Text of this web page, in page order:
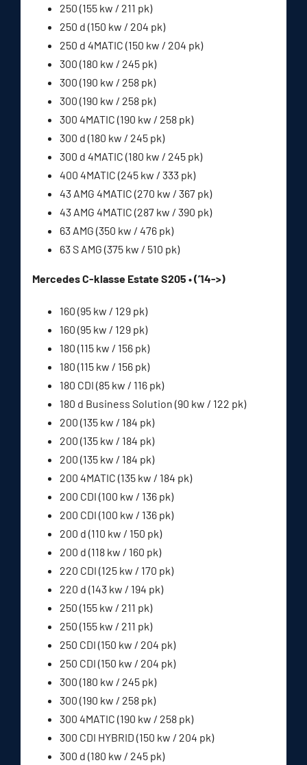
250 (155 kw / 211 pk)
250 d (150 kw / 204 pk)
250 d 4MATIC (150 kw / 204 pk)
300 (180 kw / 245 pk)
300 (190 kw / 258 pk)
300 (190 kw / 258 pk)
300 4MATIC (190 kw / 258 pk)
300 d (180 kw / 245 pk)
300 d 4MATIC (180 kw / 245 pk)
400 4MATIC (245 kw / 333 pk)
43 AMG 4MATIC (270 kw / 367 pk)
43 AMG 4MATIC (287 kw / 390 pk)
63 AMG (350 kw / 476 pk)
63 S AMG (375 kw / 510 pk)
Mercedes C-klasse Estate S205 • (’14->)
160 (95 kw / 129 pk)
160 (95 kw / 129 pk)
180 (115 kw / 156 pk)
180 (115 kw / 156 pk)
180 CDI (85 kw / 116 pk)
180 d Business Solution (90 kw / 122 pk)
200 (135 kw / 184 pk)
200 (135 kw / 184 pk)
200 (135 kw / 184 pk)
200 4MATIC (135 kw / 184 pk)
200 CDI (100 kw / 136 pk)
200 CDI (100 kw / 136 pk)
200 d (110 kw / 150 pk)
200 d (118 kw / 160 pk)
220 CDI (125 kw / 170 pk)
220 d (143 kw / 194 pk)
250 (155 kw / 211 pk)
250 (155 kw / 211 pk)
250 CDI (150 kw / 204 pk)
250 CDI (150 kw / 204 pk)
300 (180 kw / 245 pk)
300 (190 kw / 258 pk)
300 4MATIC (190 kw / 258 pk)
300 CDI HYBRID (150 kw / 204 pk)
300 d (180 kw / 245 pk)